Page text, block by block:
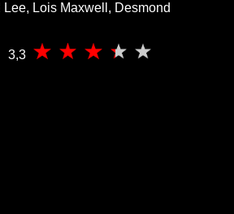
Lois Maxwell, Desmond
3,3